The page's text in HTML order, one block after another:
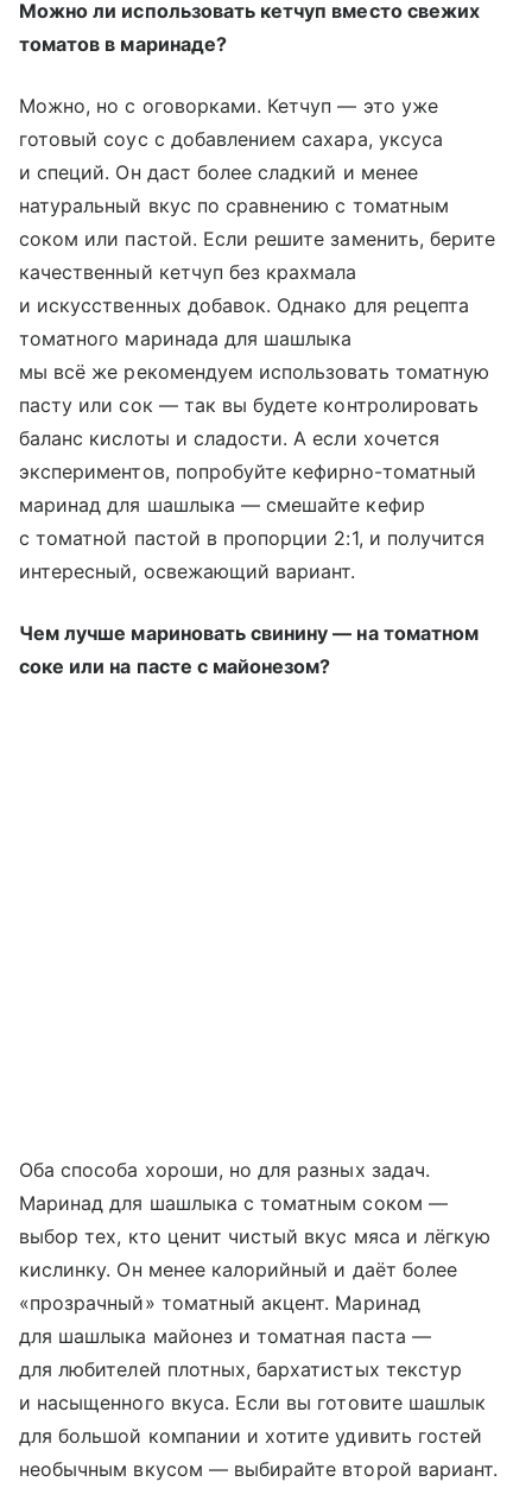
Можно ли использовать кетчуп вместо свежих
томатов в маринаде?
Можно, но с оговорками. Кетчуп — это уже
готовый соус с добавлением сахара, уксуса
и специй. Он даст более сладкий и менее
натуральный вкус по сравнению с томатным
соком или пастой. Если решите заменить, берите
качественный кетчуп без крахмала
и искусственных добавок. Однако для рецепта
томатного маринада для шашлыка
мы всё же рекомендуем использовать томатную
пасту или сок — так вы будете контролировать
баланс кислоты и сладости. А если хочется
экспериментов, попробуйте кефирно-томатный
маринад для шашлыка — смешайте кефир
с томатной пастой в пропорции 2:1, и получится
интересный, освежающий вариант.
Чем лучше мариновать свинину — на томатном
соке или на пасте с майонезом?
Оба способа хороши, но для разных задач.
Маринад для шашлыка с томатным соком —
выбор тех, кто ценит чистый вкус мяса и лёгкую
кислинку. Он менее калорийный и даёт более
«прозрачный» томатный акцент. Маринад
для шашлыка майонез и томатная паста —
для любителей плотных, бархатистых текстур
и насыщенного вкуса. Если вы готовите шашлык
для большой компании и хотите удивить гостей
необычным вкусом — выбирайте второй вариант.